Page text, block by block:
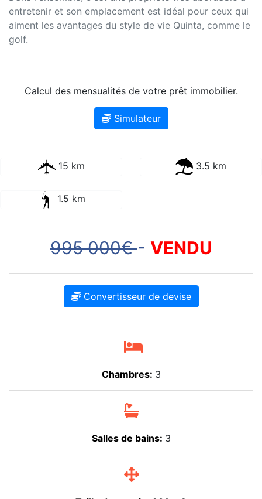
entretenir et son emplacement est idéal pour ceux qui
aiment les avantages du style de vie Quinta, comme le
golf.
Calcul des mensualités de votre prêt immobilier.
Simulateur
15 km 3.5 km
1.5 km
995 000€- VENDU
Convertisseur de devise
Chambres: 3
Salles de bains: 3